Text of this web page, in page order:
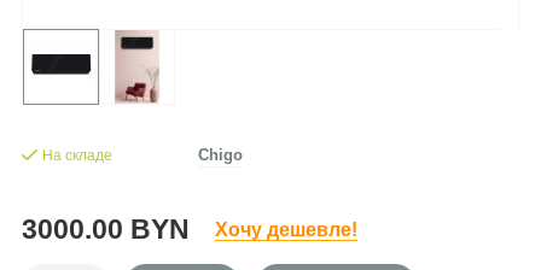
На складе Chigo
3000.00 BYN Хочу дешевле!